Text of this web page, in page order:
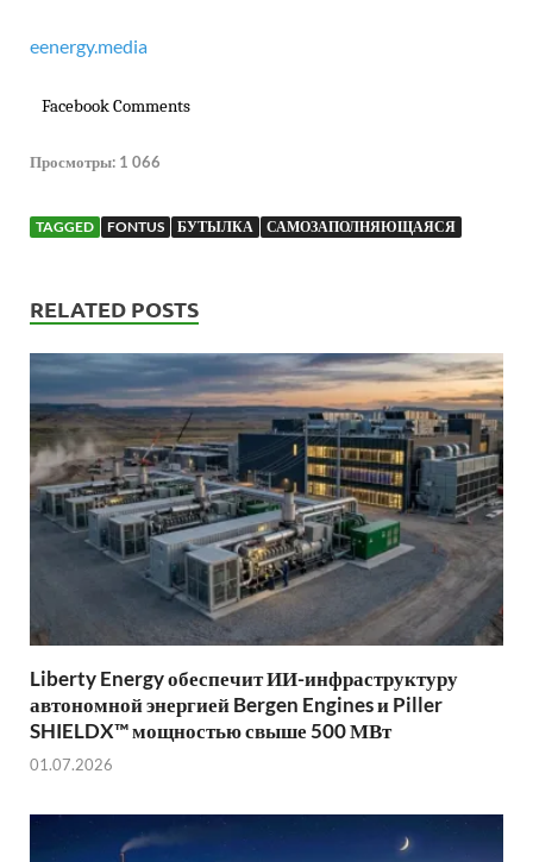
eenergy.media
Facebook Comments
Просмотры: 1 066
TAGGED FONTUS БУТЫЛКА САМОЗАПОЛНЯЮЩАЯСЯ
RELATED POSTS
Liberty Energy обеспечит ИИ-инфраструктуру
автономной энергией Bergen Engines и Piller
SHIELDX™ мощностью свыше 500 МВт
01.07.2026